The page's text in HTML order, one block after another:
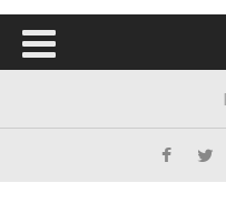
CONCIERTOS
FESTIVALES